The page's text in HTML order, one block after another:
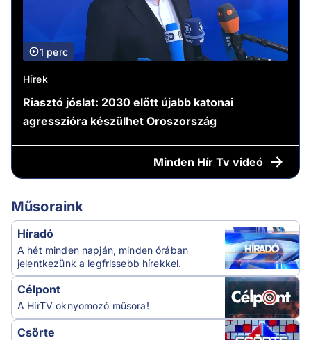
1 perc
Hírek
Riasztó jóslat: 2030 előtt újabb katonai
agresszióra készülhet Oroszország
Minden Hír Tv videó
Műsoraink
Híradó
A hét minden napján, minden órában
jelentkezünk a legfrissebb hírekkel.
Célpont
A HírTV oknyomozó műsora!
Csörte